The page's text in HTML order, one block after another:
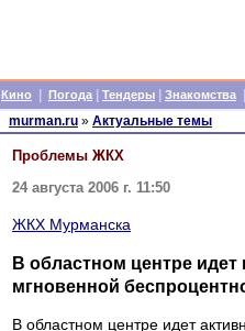
Кино Погода Тендеры Знакомства
murman.ru » Актуальные темы
Проблемы ЖКХ
24 августа 2006 г. 11:50
ЖКХ Мурманска
В областном центре идет
мгновенной
В областном центре идет